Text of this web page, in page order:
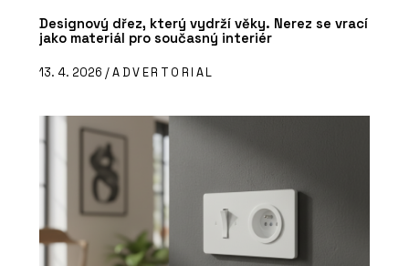
Designový dřez, který vydrží věky. Nerez se vrací
jako materiál pro současný interiér
13. 4. 2026 /ADVERTORIAL